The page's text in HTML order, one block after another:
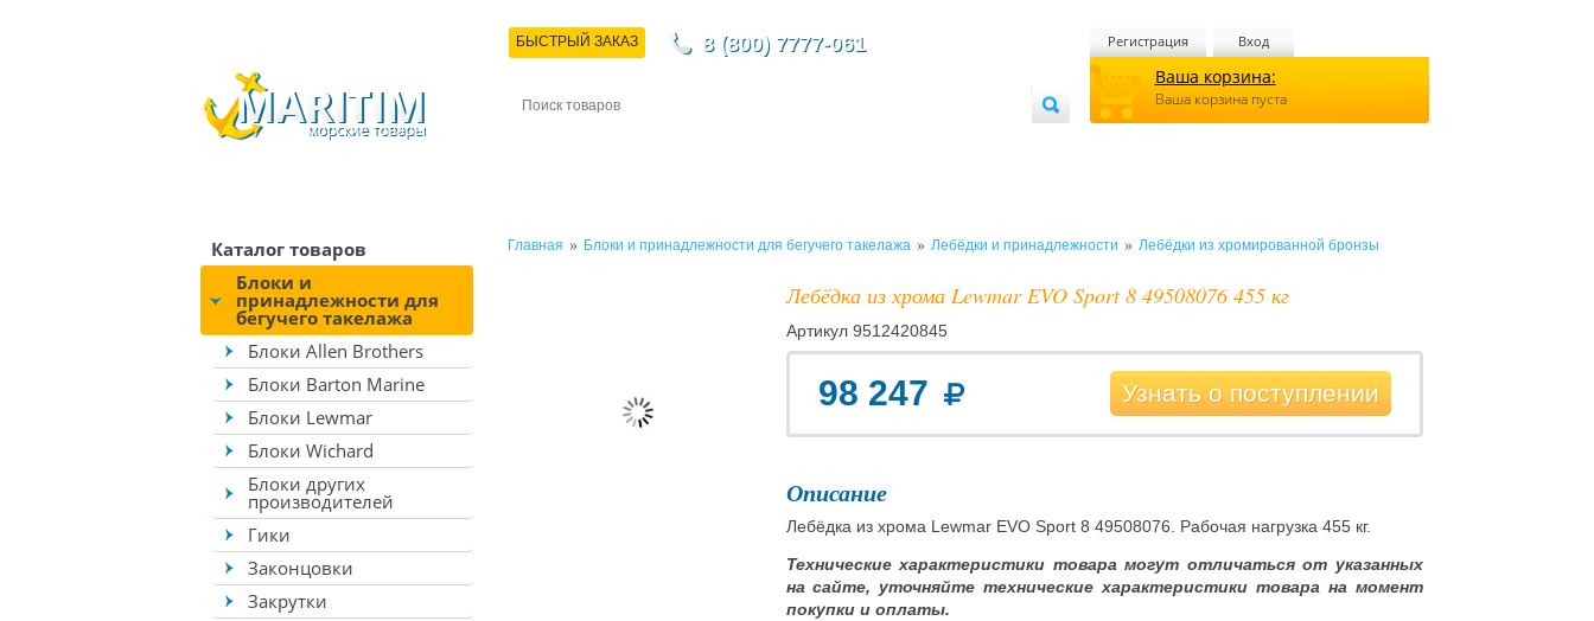
Регистрация Вход
Ваша корзина:
Ваша корзина пуста
БЫСТРЫЙ ЗАКАЗ 8 (800) 7777-061
Каталог товаров
Блоки и
принадлежности для
бегучего такелажа
Блоки Allen Brothers
Блоки Barton Marine
Блоки Lewmar
Блоки Wichard
Блоки других
производителей
Гики
Законцовки
Закрутки
Главная » Блоки и принадлежности для бегучего такелажа» Лебёдки и принадлежности » Лебёдки из хромированной бронзы
Лебёдка из хрома Lewmar EVO Sport 8 49508076 455 кг
Артикул 9512420845
98 247 Узнать о поступлении
Описание
Лебёдка из хрома Lewmar EVO Sport 8 49508076. Рабочая нагрузка 455 кг.
Технические характеристики товара могут отличаться от указанных
на сайте, уточняйте технические характеристики товара на момент
покупки и оплаты.